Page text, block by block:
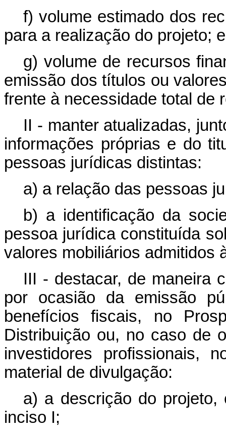
f) volume estimado dos
para a realização do projeto; e
g) volume de recursos
emissão dos títulos ou
frente à necessidade total de
II - manter atualizadas,
informações próprias e do
pessoas jurídicas distintas:
a) a relação das pessoas
b) a identificação da
pessoa jurídica constituída
valores mobiliários admitidos
III - destacar, de maneira
por ocasião da emissão
benefícios fiscais, no
Distribuição ou, no caso de
investidores profissionais,
material de divulgação:
a) a descrição do
inciso I;